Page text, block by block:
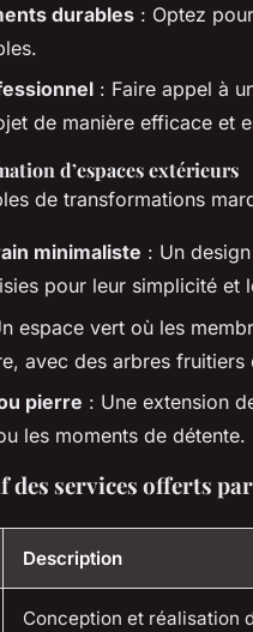
durables : Optez
: Faire appel à
de manière efficace et
d’espaces extérieurs
de transformations
minimaliste : Un
pour leur simplicité et
espace vert où les
avec des arbres fruitiers
pierre : Une extension
les moments de détente.
services offerts
Description
Conception et réalisation